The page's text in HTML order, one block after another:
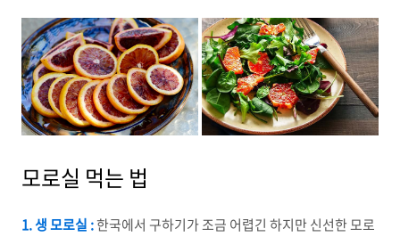
모로실 먹는 법
1. 생 모로실 :한국에서 구하기가 조금 어렵긴 하지만 신선한 모로